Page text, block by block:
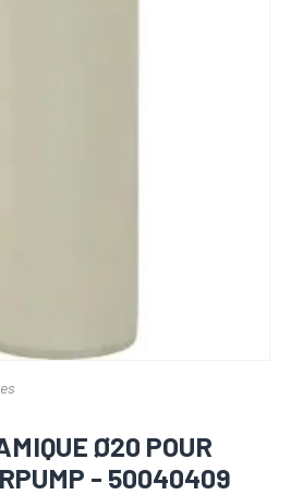
Ø20 POUR
- 50040409